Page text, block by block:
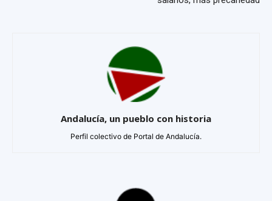
Andalucía, un pueblo con historia
Perfil colectivo de Portal de Andalucía.